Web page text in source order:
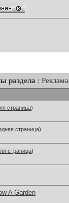
раздела : Реклама
страница)
страница)
страница)
A Garden